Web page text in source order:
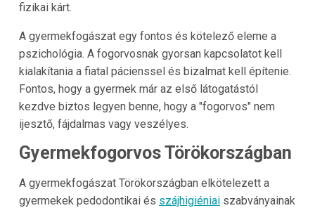
fizikai kárt.
A gyermekfogászat egy fontos és kötelező eleme a
pszichológia. A fogorvosnak gyorsan kapcsolatot kell
kialakítania a fiatal pácienssel és bizalmat kell építenie.
Fontos, hogy a gyermek már az első látogatástól
kezdve biztos legyen benne, hogy a "fogorvos" nem
ijesztő, fájdalmas vagy veszélyes.
Gyermekfogorvos Törökországban
A gyermekfogászat Törökországban elkötelezett a
gyermekek pedodontikai és szájhigiéniaiszabványainak